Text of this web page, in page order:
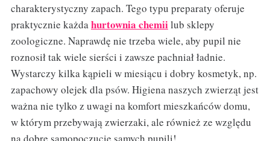
charakterystyczny zapach. Tego typu preparaty oferuje
praktycznie każdahurtownia chemiilub sklepy
zoologiczne. Naprawdę nie trzeba wiele, aby pupil nie
roznosił tak wiele sierści i zawsze pachniał ładnie.
Wystarczy kilka kąpieli w miesiącu i dobry kosmetyk, np.
zapachowy olejek dla psów. Higiena naszych zwierząt jest
ważna nie tylko z uwagi na komfort mieszkańców domu,
w którym przebywają zwierzaki, ale również ze względu